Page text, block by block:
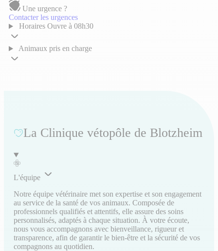
Une urgence ?
Contacter les urgences
Horaires Ouvre à 08h30
Animaux pris en charge
La Clinique vétopôle de Blotzheim
L'équipe
Notre équipe vétérinaire met son expertise et son engagement
au service de la santé de vos animaux. Composée de
professionnels qualifiés et attentifs, elle assure des soins
personnalisés, adaptés à chaque situation. À votre écoute,
nous vous accompagnons avec bienveillance, rigueur et
transparence, afin de garantir le bien-être et la sécurité de vos
compagnons au quotidien.